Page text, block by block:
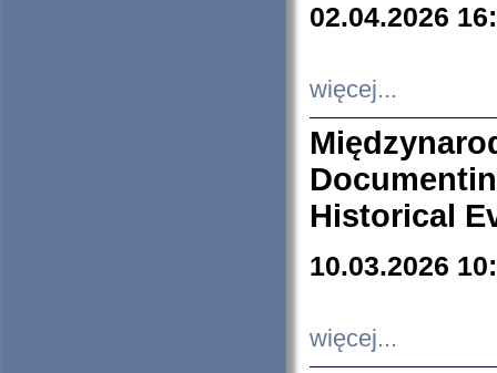
02.04.2026
więcej...
Historical
10.03.2026
więcej...